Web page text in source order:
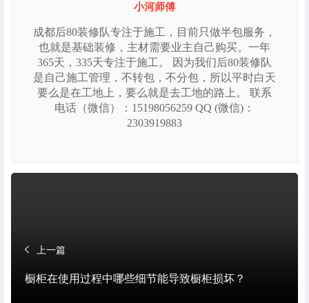
小河师傅
成都后80装修队专注于施工，目前只做半包服务，
也就是基础装修，主材需要业主自己购买。一年
365天，335天专注于施工。 因为我们后80装修队
是自己施工管理，不转包，不分包，所以平时白天
要么是在工地上，要么就是去工地的路上。 联系
电话（微信）：15198056259 QQ (微信)：
2303919883
上一篇
橱柜在使用过程中哪些细节能导致橱柜损坏？